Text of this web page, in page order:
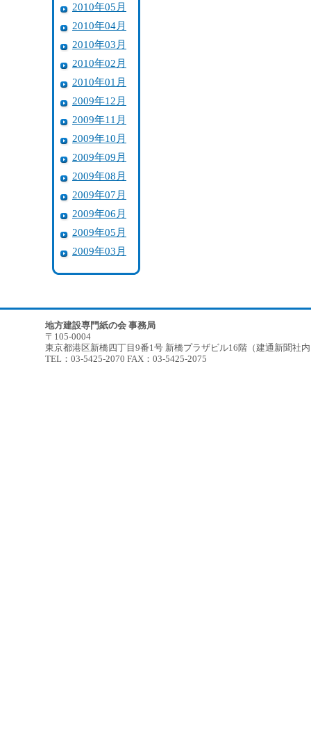
2010年05月
2010年04月
2010年03月
2010年02月
2010年01月
2009年12月
2009年11月
2009年10月
2009年09月
2009年08月
2009年07月
2009年06月
2009年05月
2009年03月
地方建設専門紙の会 事務局
〒105-0004
東京都港区新橋四丁目9番1号 新橋プラザビル16階（建通新聞社
TEL：03-5425-2070 FAX：03-5425-2075